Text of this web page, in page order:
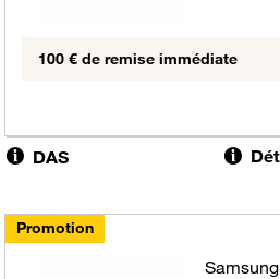
100 € de remise immédiate
DAS
Promotion
Samsung